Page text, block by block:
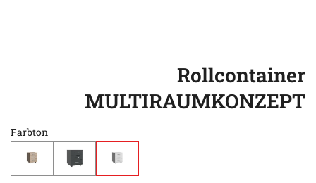
Rollcontainer
MULTIRAUMKONZEPT
Farbton